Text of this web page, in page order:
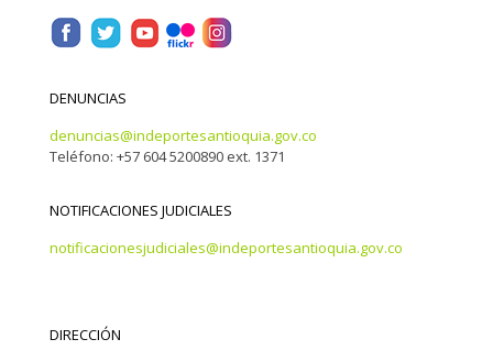
DENUNCIAS
denuncias@indeportesantioquia.gov.co
Teléfono: +57 604 5200890 ext. 1371
NOTIFICACIONES JUDICIALES
notificacionesjudiciales@indeportesantioquia.gov.co
DIRECCIÓN